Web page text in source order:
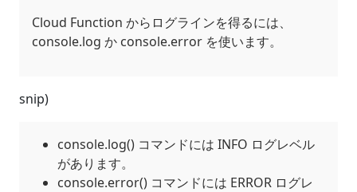
Cloud Function からログラインを得るには、
console.log か console.error を使います。
snip)
console.log() コマンドには INFO ログレベル
があります。
console.error() コマンドには ERROR ログレ